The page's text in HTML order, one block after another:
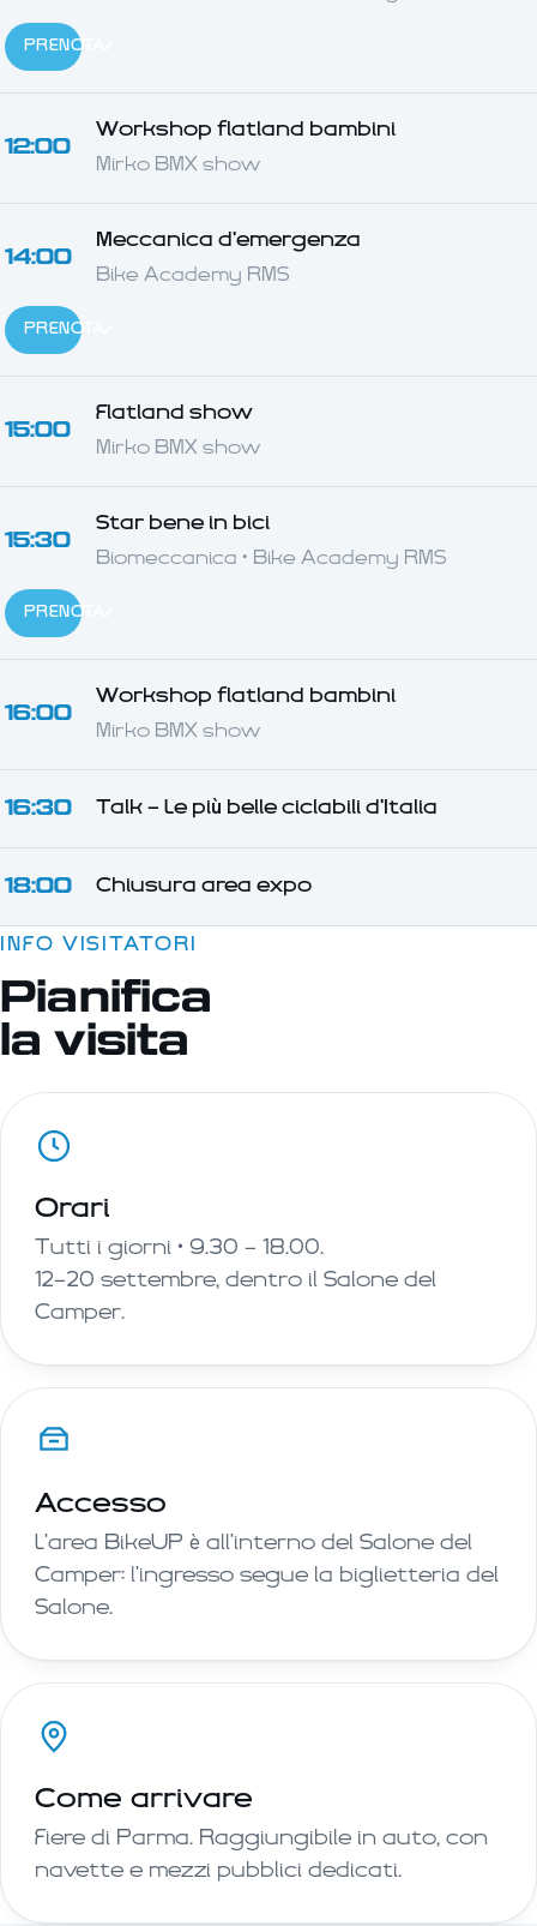
PRENOTA
12:00
Workshop flatland bambini
Mirko BMX show
14:00
Meccanica d'emergenza
Bike Academy RMS
PRENOTA
15:00
Flatland show
Mirko BMX show
15:30
Star bene in bici
Biomeccanica · Bike Academy RMS
PRENOTA
16:00
Workshop flatland bambini
Mirko BMX show
16:30 Talk — Le più belle ciclabili d'Italia
18:00 Chiusura area expo
INFO VISITATORI
Pianifica
la visita
Orari
Tutti i giorni · 9.30 — 18.00.
12—20 settembre, dentro il Salone del
Camper.
Accesso
L'area BikeUP è all'interno del Salone del
Camper: l'ingresso segue la biglietteria del
Salone.
Come arrivare
Fiere di Parma. Raggiungibile in auto, con
navette e mezzi pubblici dedicati.